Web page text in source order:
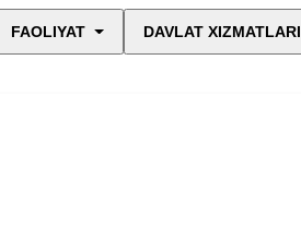
FAOLIYAT DAVLAT XIZMATLARI